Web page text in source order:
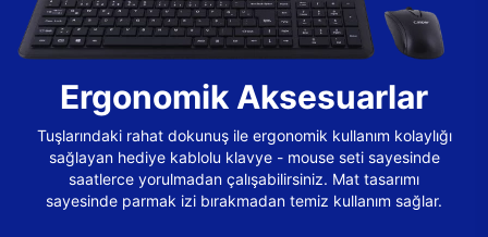
Ergonomik Aksesuarlar
Tuşlarındaki rahat dokunuş ile ergonomik kullanım kolaylığı
sağlayan hediye kablolu klavye - mouse seti sayesinde
saatlerce yorulmadan çalışabilirsiniz. Mat tasarımı
sayesinde parmak izi bırakmadan temiz kullanım sağlar.